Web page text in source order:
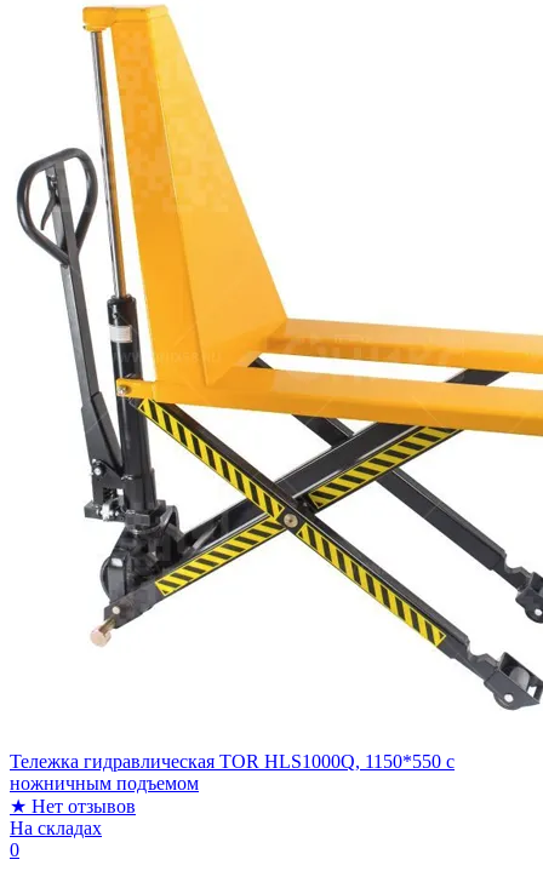
Тележка гидравлическая TOR HLS1000Q, 1150*550 c
ножничным подъемом
★ Нет отзывов
На складах
0